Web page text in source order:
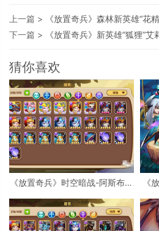
上一篇 >
《放置奇兵》森林新英雄“花
下一篇 >
《放置奇兵》新英雄“狐狸”
猜你喜欢
《放置奇兵》时空暗战-阿斯布评
《